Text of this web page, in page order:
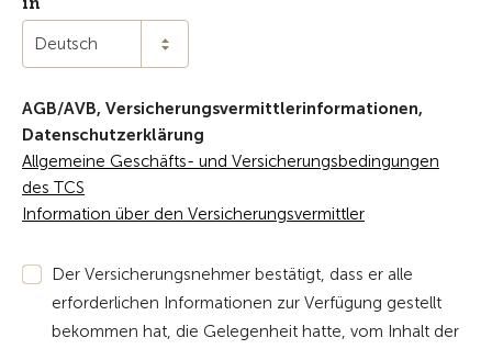
Deutsch
AGB/AVB, Versicherungsvermittlerinformationen,
Datenschutzerklärung
Allgemeine Geschäfts- und Versicherungsbedingungen
des TCS
Information über den Versicherungsvermittler
Der Versicherungsnehmer bestätigt, dass er alle
erforderlichen Informationen zur Verfügung gestellt
bekommen hat, die Gelegenheit hatte, vom Inhalt der